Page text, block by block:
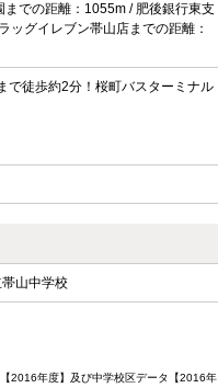
での距離：1055m / 肥後銀行東支
ッグイレブン帯山店までの距離：
で徒歩約2分！桜町バスターミナル
山中学校
2016年度】及び中学校区データ【2016年